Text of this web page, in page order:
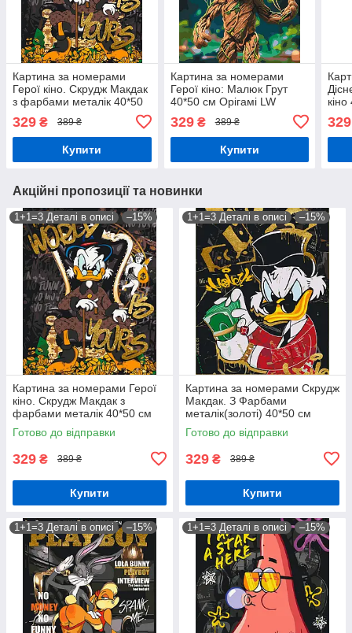
Картина за номерами
Герої кіно. Скрудж Макдак
з фарбами металік 40*50
329 ₴ 389 ₴
Купити
Картина за номерами
Герої кіно: Малюк Грут
40*50 см Орігамі LW
329₴ 389 ₴
Купити
329
Акційні пропозиції та новинки
1+1=3 Деталі в описі –15%
Картина за номерами Герої
кіно. Скрудж Макдак з
фарбами металік 40*50 см
Орігамі LW 3479
Готово до відправки
329 ₴ 389 ₴
Купити
1+1=3 Деталі в описі –15%
Картина за номерами Скрудж
Макдак. З Фарбами
металік(золоті) 40*50 см
Орігамі LW 30051
Готово до відправки
329 ₴ 389 ₴
Купити
1+1=3 Деталі в описі –15% 1+1=3 Деталі в описі –15%